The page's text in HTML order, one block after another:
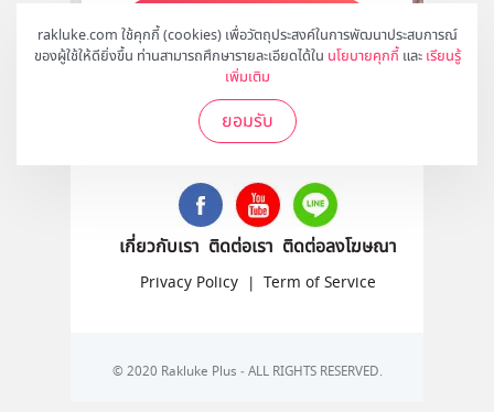
rakluke.com ใช้คุกกี้ (cookies) เพื่อวัตถุประสงค์ในการพัฒนาประสบการณ์
ของผู้ใช้ให้ดียิ่งขึ้น ท่านสามารถศึกษารายละเอียดได้ใน นโยบายคุกกี้ และ เรียนรู้
เพิ่มเติม
ยอมรับ
สมัคร
ติดตามเราได้ที่
เกี่ยวกับเรา ติดต่อเรา ติดต่อลงโฆษณา
Privacy Policy | Term of Service
© 2020 Rakluke Plus - ALL RIGHTS RESERVED.